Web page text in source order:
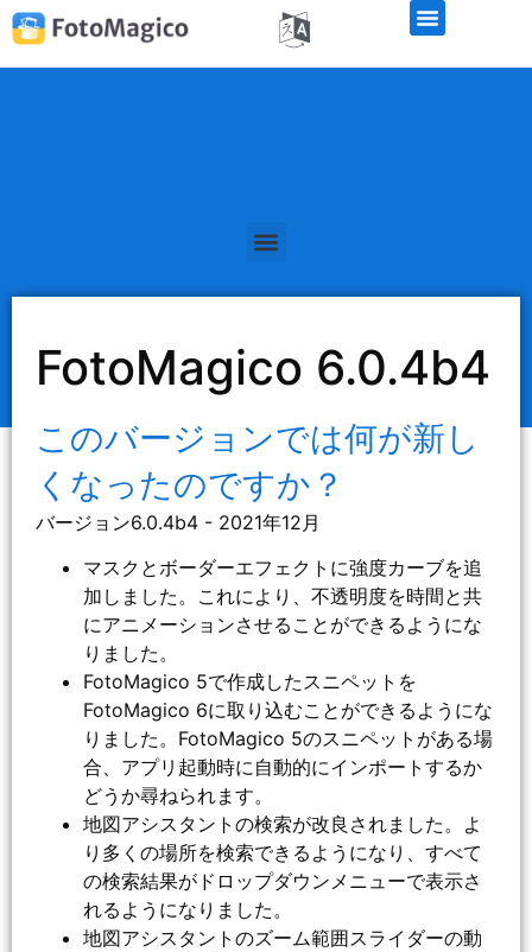
FotoMagico 6.0.4b4
このバージョンでは何が新し
くなったのですか？
バージョン6.0.4b4 - 2021年12月
マスクとボーダーエフェクトに強度カーブを追
加しました。これにより、不透明度を時間と共
にアニメーションさせることができるようにな
りました。
FotoMagico 5で作成したスニペットを
FotoMagico 6に取り込むことができるようにな
りました。FotoMagico 5のスニペットがある場
合、アプリ起動時に自動的にインポートするか
どうか尋ねられます。
地図アシスタントの検索が改良されました。よ
り多くの場所を検索できるようになり、すべて
の検索結果がドロップダウンメニューで表示さ
れるようになりました。
地図アシスタントのズーム範囲スライダーの動